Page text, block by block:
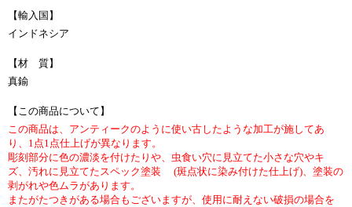
【輸入国】
インドネシア
【材 質】
真鍮
【この商品について】
この商品は、アンティークのように使い古したような加工が施してあ
り、1点1点仕上げが異なります。
彫刻部分に色の濃淡を付けたりや、虫食い穴に見立てた小さな穴やキ
ズ、汚れに見立てたスペック塗装 (斑点状に染み付けた仕上げ)、塗装の
剥がれや色ムラがあります。
またがたつきがある場合もございますが、使用に耐えない破損の場合を